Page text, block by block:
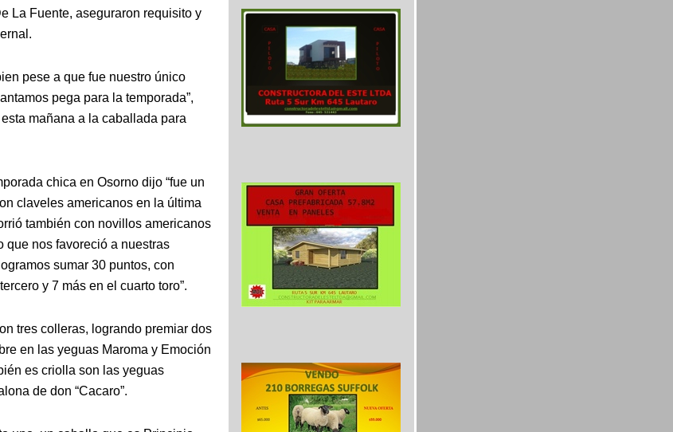
La Fuente, aseguraron requisito y
pese a que fue nuestro único
pega para la temporada”,
mañana a la caballada para
chica en Osorno dijo “fue un
claveles americanos en la última
también con novillos americanos
que nos favoreció a nuestras
sumar 30 puntos, con
y 7 más en el cuarto toro”.
tres colleras, logrando premiar dos
en las yeguas Maroma y Emoción
es criolla son las yeguas
de don “Cacaro”.